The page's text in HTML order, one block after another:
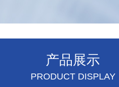
产品展示
PRODUCT DISPLAY